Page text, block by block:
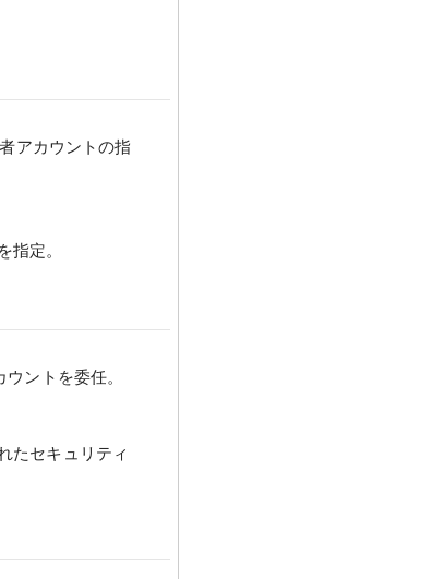
アカウントの指
指定。
ントを委任。
たセキュリティ